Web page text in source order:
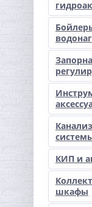
КИП и
шкафы